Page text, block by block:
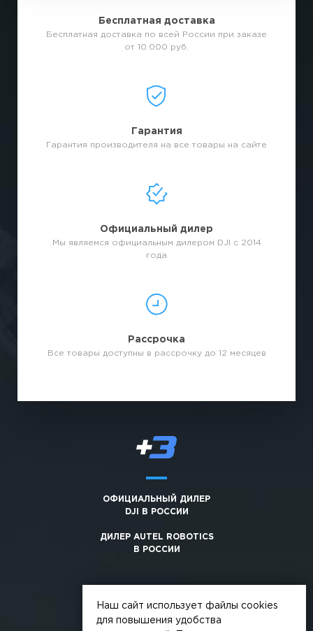
Бесплатная доставка
Бесплатная доставка по всей России при заказе
от 10.000 руб.
Гарантия
Гарантия производителя на все товары на сайте
Официальный дилер
Мы являемся официальным дилером DJI с 2014
года
Рассрочка
Все товары доступны в рассрочку до 12 месяцев
ОФИЦИАЛЬНЫЙ ДИЛЕР
DJI В РОССИИ
ДИЛЕР AUTEL ROBOTICS
В РОССИИ
Наш сайт использует файлы cookies
для повышения удобства